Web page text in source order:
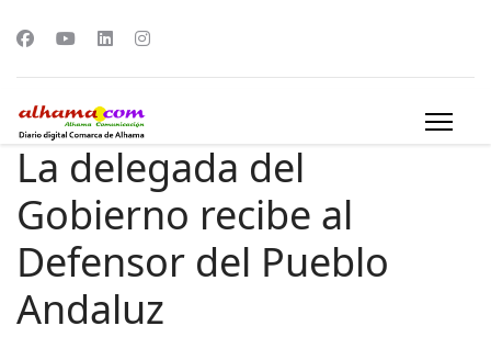
La delegada del
Gobierno recibe al
Defensor del Pueblo
Andaluz